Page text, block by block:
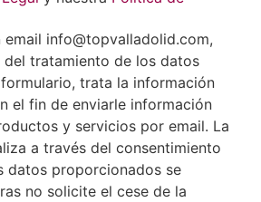
info@topvalladolid.com,
del tratamiento de los datos
trata la información
el fin de enviarle información
y servicios por email. La
a través del consentimiento
datos proporcionados se
no solicite el cese de la